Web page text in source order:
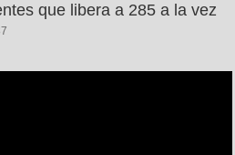
que libera a 285 a la vez